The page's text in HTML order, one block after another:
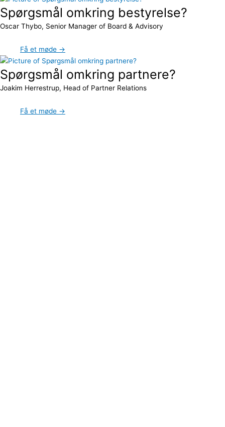
Spørgsmål omkring bestyrelse?
Oscar Thybo, Senior Manager of Board & Advisory
Få et møde →
Spørgsmål omkring partnere?
Joakim Herrestrup, Head of Partner Relations
Få et møde →